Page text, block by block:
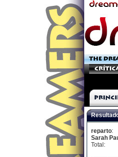
THE
reparto:
Sarah
Total: